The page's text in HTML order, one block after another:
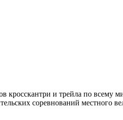
и трейла по всему
соревнований местного